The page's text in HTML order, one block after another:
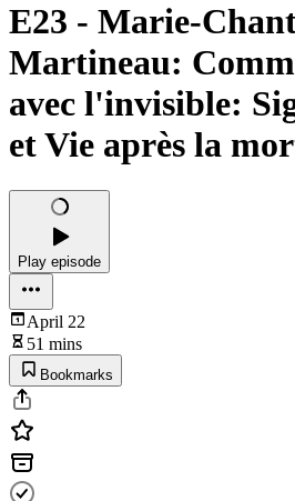
E23 - Marie-
Martineau:
avec l'invisible:
et Vie après la
Play episode
April 22
51 mins
Bookmarks